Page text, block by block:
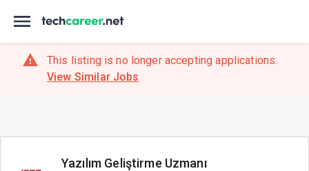
This listing is no longer accepting applications.
View Similar Jobs
Yazılım Geliştirme Uzmanı